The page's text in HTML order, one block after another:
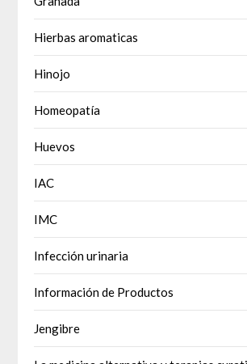
Hierbas aromaticas
Hinojo
Homeopatía
Huevos
IAC
IMC
Infección urinaria
Información de Productos
Jengibre